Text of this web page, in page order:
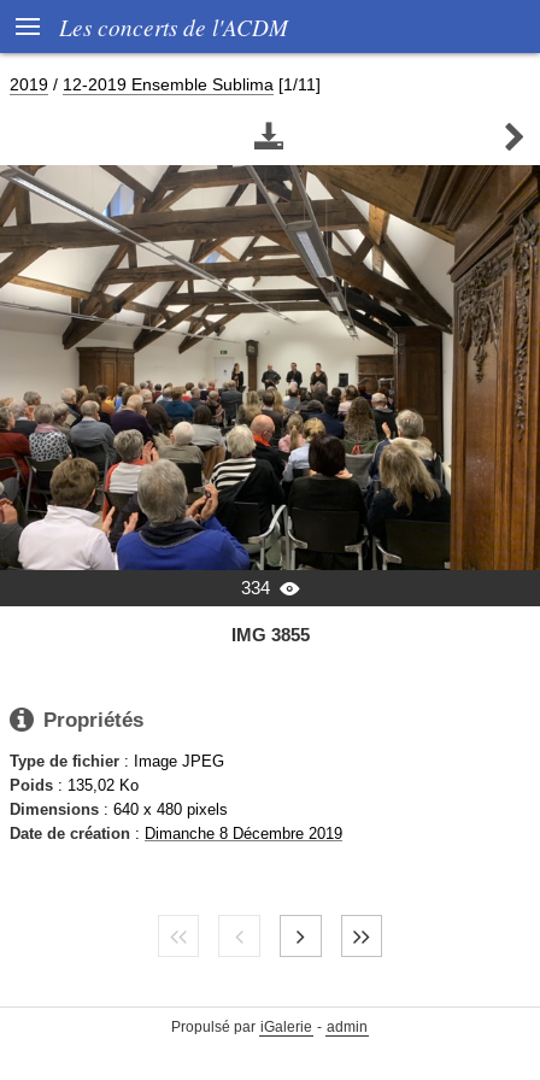
 Les concerts de l'ACDM
2019 / 12-2019 Ensemble Sublima [1/11]
 
334 
IMG 3855
 Propriétés
Type de fichier : Image JPEG
Poids : 135,02 Ko
Dimensions : 640 x 480 pixels
Date de création : Dimanche 8 Décembre 2019
Propulsé par iGalerie - admin